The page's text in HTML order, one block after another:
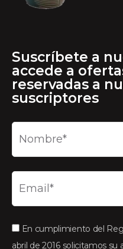
Suscríbete a
accede a
reservadas a
suscriptores
En cumplimiento del
abril de 2016 solicitamos su